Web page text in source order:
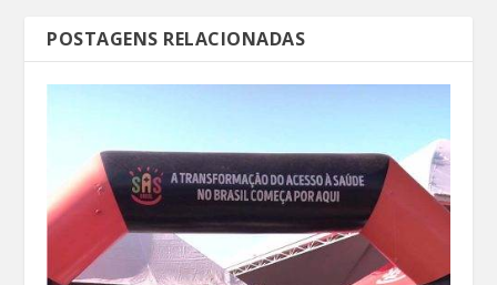
POSTAGENS RELACIONADAS